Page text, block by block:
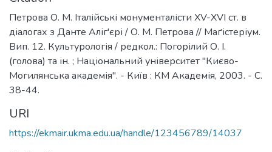
Петрова О. М. Італійські монументалісти XV-XVI ст. в
діалогах з Данте Аліг'єрі / О. М. Петрова // Маґістеріум.
Вип. 12. Культурологія / редкол.: Погорілий О. І.
(голова) та ін. ; Національний університет "Києво-
Могилянська академія". - Київ : КМ Академія, 2003. - С.
38-44.
URI
https://ekmair.ukma.edu.ua/handle/123456789/14037